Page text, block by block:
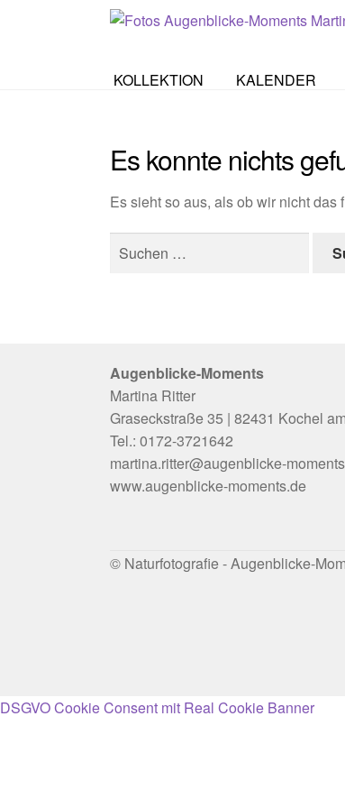
Zur
Zum
KOLLEKTION KALENDER
Es konnte nichts
Es sieht so aus, als ob wir nicht
Suchen
nach:
Augenblicke-Moments
Martina Ritter
Graseckstraße 35 | 82431 Kochel
Tel.: 0172-3721642
martina.ritter@augenblicke-
www.augenblicke-moments.de
© Naturfotografie - Augenblicke-
DSGVO Cookie Consent mit Real Cookie Banner